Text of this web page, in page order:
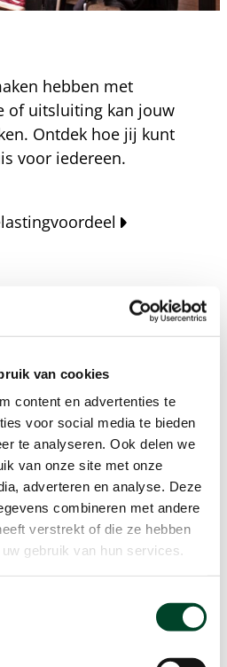
van cookies
content en advertenties te
voor social media te bieden
te analyseren. Ook delen we
van onze site met onze
adverteren en analyse. Deze
combineren met andere
verstrekt of die ze hebben
gebruik van hun services.
hebben met
of uitsluiting kan jouw
Ontdek hoe jij kunt
voor iedereen.
laatste nieuws, verhalen,
rondom Kansfonds